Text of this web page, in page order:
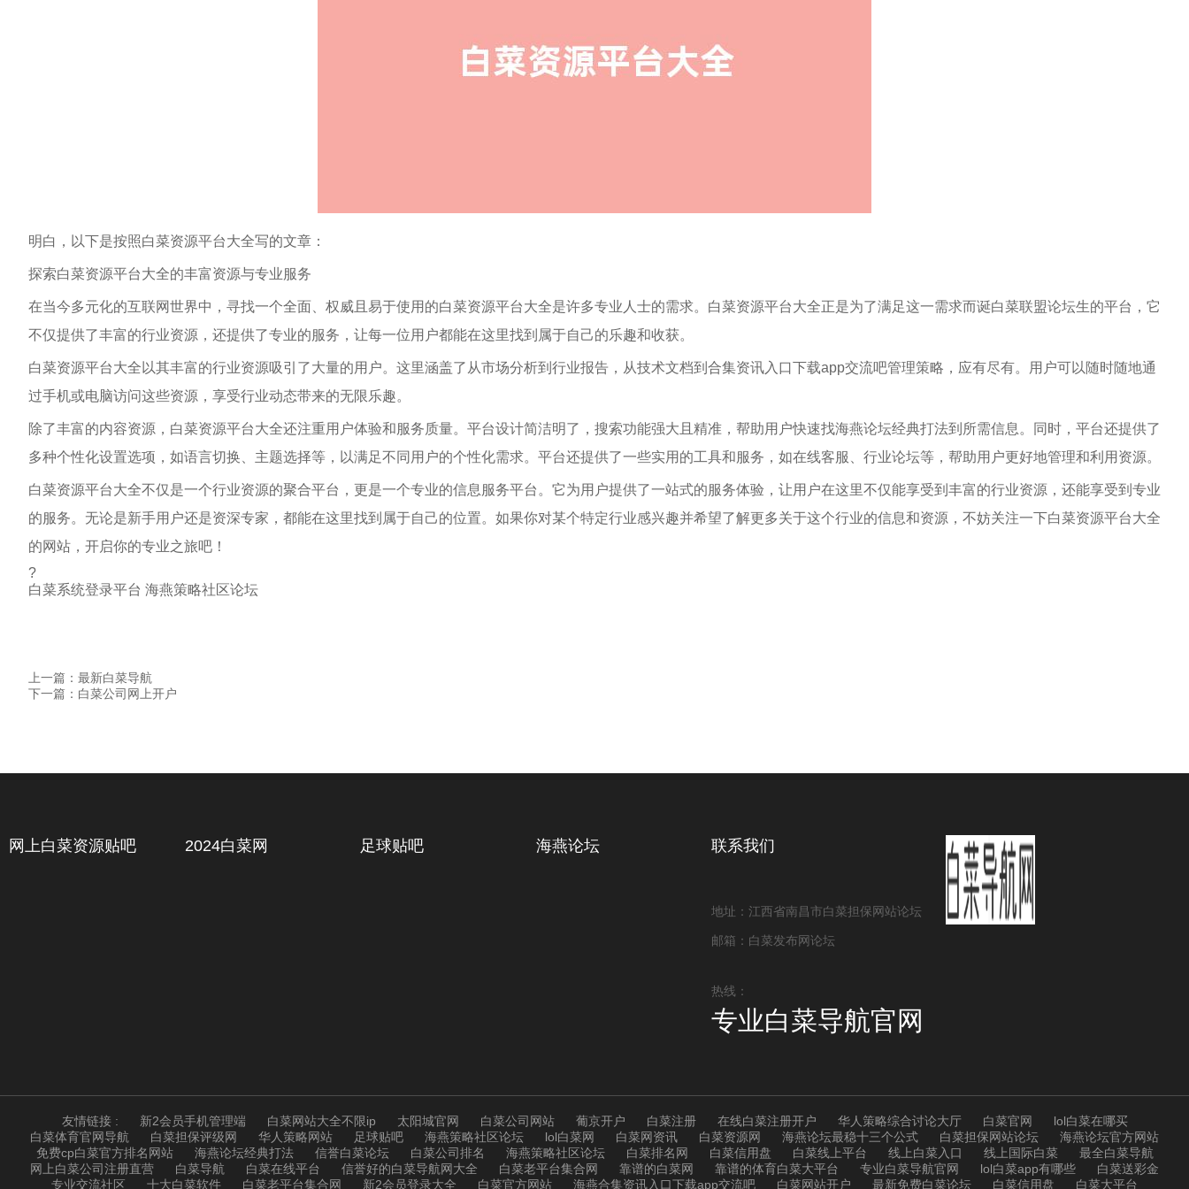
明白，以下是按照白菜资源平台大全写的文章：
探索白菜资源平台大全的丰富资源与专业服务
在当今多元化的互联网世界中，寻找一个全面、权威且易于使用的白菜资源平台大全是许多专业人士的需求。白菜资源平台大全正是为了满足这一需求而诞白菜联盟论坛生的平台，它
不仅提供了丰富的行业资源，还提供了专业的服务，让每一位用户都能在这里找到属于自己的乐趣和收获。
白菜资源平台大全以其丰富的行业资源吸引了大量的用户。这里涵盖了从市场分析到行业报告，从技术文档到合集资讯入口下载app交流吧管理策略，应有尽有。用户可以随时随地通
过手机或电脑访问这些资源，享受行业动态带来的无限乐趣。
除了丰富的内容资源，白菜资源平台大全还注重用户体验和服务质量。平台设计简洁明了，搜索功能强大且精准，帮助用户快速找海燕论坛经典打法到所需信息。同时，平台还提供了
多种个性化设置选项，如语言切换、主题选择等，以满足不同用户的个性化需求。平台还提供了一些实用的工具和服务，如在线客服、行业论坛等，帮助用户更好地管理和利用资源。
白菜资源平台大全不仅是一个行业资源的聚合平台，更是一个专业的信息服务平台。它为用户提供了一站式的服务体验，让用户在这里不仅能享受到丰富的行业资源，还能享受到专业
的服务。无论是新手用户还是资深专家，都能在这里找到属于自己的位置。如果你对某个特定行业感兴趣并希望了解更多关于这个行业的信息和资源，不妨关注一下白菜资源平台大全
的网站，开启你的专业之旅吧！
?
白菜系统登录平台 海燕策略社区论坛
上一篇：最新白菜导航
下一篇：白菜公司网上开户
网上白菜资源贴吧 2024白菜网 足球贴吧 海燕论坛 联系我们
地址：江西省南昌市白菜担保网站论坛
邮箱：白菜发布网论坛
热线：
专业白菜导航官网
友情链接 : 新2会员手机管理端 白菜网站大全不限ip 太阳城官网 白菜公司网站 葡京开户 白菜注册 在线白菜注册开户 华人策略综合讨论大厅 白菜官网
lol白菜在哪买
白菜体育官网导航
白菜担保评级网 华人策略网站 足球贴吧 海燕策略社区论坛 lol白菜网 白菜网资讯 白菜资源网 海燕论坛最稳十三个公式 白菜担保网站论坛
海燕论坛官方网站
免费cp白菜官方排名网站
海燕论坛经典打法 信誉白菜论坛 白菜公司排名 海燕策略社区论坛 白菜排名网 白菜信用盘 白菜线上平台 线上白菜入口 线上国际白菜
最全白菜导航
网上白菜公司注册直营
白菜导航 白菜在线平台 信誉好的白菜导航网大全 白菜老平台集合网 靠谱的白菜网 靠谱的体育白菜大平台 专业白菜导航官网 lol白菜app有哪些
白菜送彩金
专业交流社区
十大白菜软件 白菜老平台集合网 新2会员登录大全 白菜官方网站 海燕合集资讯入口下载app交流吧 白菜网站开户 最新免费白菜论坛 白菜信用盘 白菜大平台